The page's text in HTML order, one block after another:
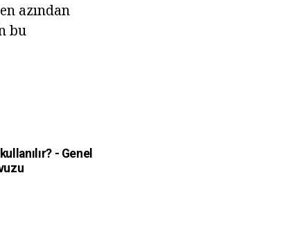
azından
bu
- Genel